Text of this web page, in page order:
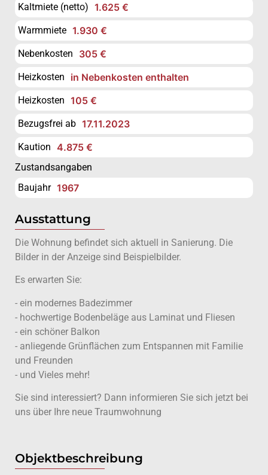
Kaltmiete (netto) 1.625 €
Warmmiete 1.930 €
Nebenkosten 305 €
Heizkosten in Nebenkosten enthalten
Heizkosten 105 €
Bezugsfrei ab 17.11.2023
Kaution 4.875 €
Zustandsangaben
Baujahr 1967
Ausstattung
Die Wohnung befindet sich aktuell in Sanierung. Die
Bilder in der Anzeige sind Beispielbilder.
Es erwarten Sie:
- ein modernes Badezimmer
- hochwertige Bodenbeläge aus Laminat und Fliesen
- ein schöner Balkon
- anliegende Grünflächen zum Entspannen mit Familie
und Freunden
- und Vieles mehr!
Sie sind interessiert? Dann informieren Sie sich jetzt bei
uns über Ihre neue Traumwohnung
Objektbeschreibung